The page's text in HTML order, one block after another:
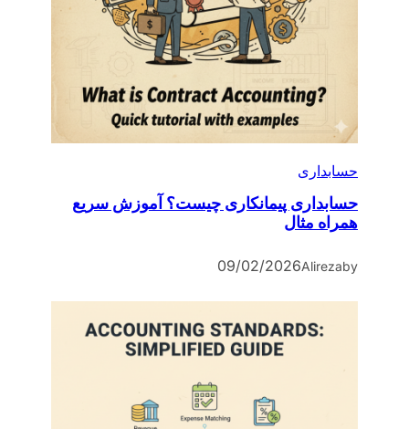
حسابداری
حسابداری پیمانکاری چیست؟ آموزش سریع
همراه مثال
by
Alireza
09/02/2026